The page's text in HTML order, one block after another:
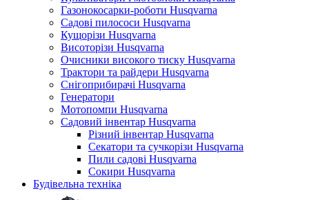
Газонокосарки-роботи Husqvarna
Садові пилососи Husqvarna
Кущорізи Husqvarna
Висоторізи Husqvarna
Очисники високого тиску Husqvarna
Трактори та райдери Husqvarna
Снігоприбирачі Husqvarna
Генератори
Мотопомпи Husqvarna
Садовий інвентар Husqvarna
Різний інвентар Husqvarna
Секатори та сучкорізи Husqvarna
Пили садові Husqvarna
Сокири Husqvarna
Будівельна техніка